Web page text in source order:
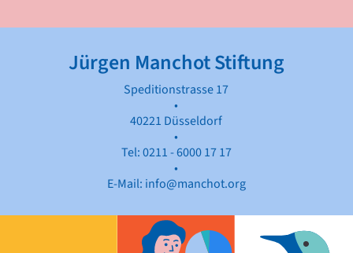
Jürgen Manchot Stiftung
Speditionstrasse 17
•
40221 Düsseldorf
•
Tel:0211 - 6000 17 17
•
E-Mail: info@manchot.org